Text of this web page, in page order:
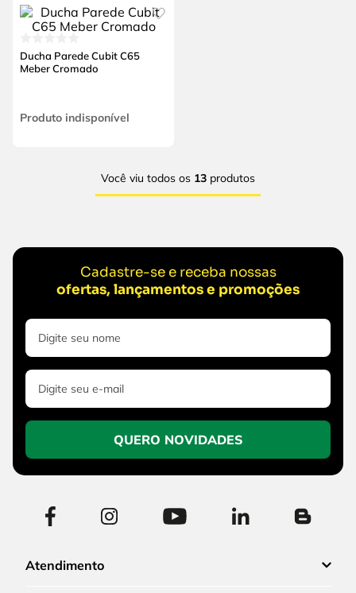
Ducha Parede Cubit C65
Meber Cromado
Produto indisponível
Você viu todos os 13 produtos
Cadastre-se e receba nossas
ofertas, lançamentos e promoções
QUERO NOVIDADES
Atendimento